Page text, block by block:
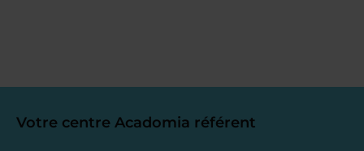
Votre centre Acadomia référent